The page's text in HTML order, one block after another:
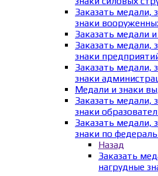
Заказать медали,
знаки
Заказать медали
Заказать медали,
знаки
Заказать медали,
знаки
Медали и знаки
Заказать медали,
знаки
Заказать медали,
знаки по
Назад
Заказать
нагрудные